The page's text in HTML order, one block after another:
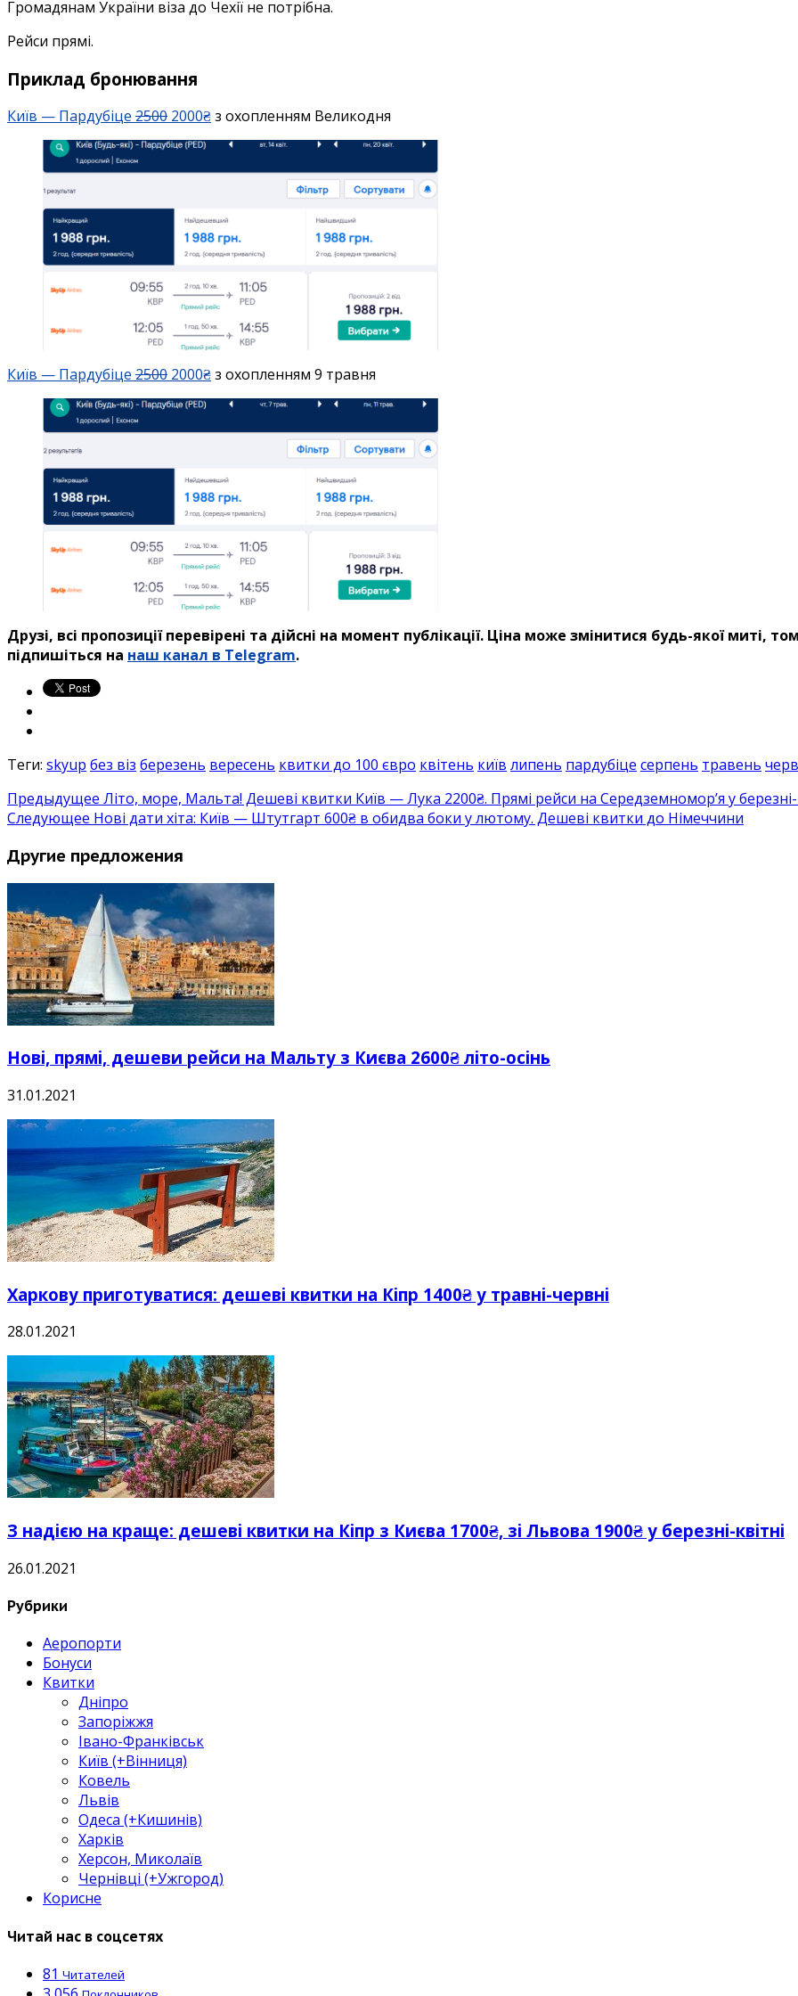
Громадянам України віза до Чехії не потрібна.
Рейси прямі.
Приклад бронювання
Київ — Пардубіце 2500 2000₴з охопленням Великодня
Київ — Пардубіце 2500 2000₴з охопленням 9 травня
Друзі, всі пропозиції перевірені та дійсні на момент публікації. Ціна може змінитися будь-якої миті,
підпишіться на наш канал в Telegram.
Теги: skyup без віз березень вересень квитки до 100 євро квітень київ липень пардубіце серпень травень
Предыдущее Літо, море, Мальта! Дешеві квитки Київ — Лука 2200₴. Прямі рейси на Середземномор’я у березні-
Следующее Нові дати хіта: Київ — Штутгарт 600₴ в обидва боки у лютому. Дешеві квитки до Німеччини
Другие предложения
Нові, прямі, дешеви рейси на Мальту з Києва 2600₴ літо-осінь
31.01.2021
Харкову приготуватися: дешеві квитки на Кіпр 1400₴ у травні-червні
28.01.2021
З надією на краще: дешеві квитки на Кіпр з Києва 1700₴, зі Львова 1900₴ у березні-квітні
26.01.2021
Рубрики
Аеропорти
Бонуси
Квитки
Дніпро
Запоріжжя
Івано-Франківськ
Київ (+Вінниця)
Ковель
Львів
Одеса (+Кишинів)
Харків
Херсон, Миколаїв
Чернівці (+Ужгород)
Корисне
Читай нас в соцсетях
81 Читателей